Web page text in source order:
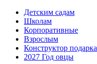
Детским садам
Школам
Корпоративные
Взрослым
Конструктор подарка
2027 Год овцы